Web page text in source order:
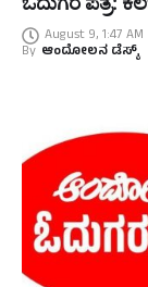
August 9, 1:47 AM
By ಆಂದೋಲನ ಡೆಸ್ಕ್